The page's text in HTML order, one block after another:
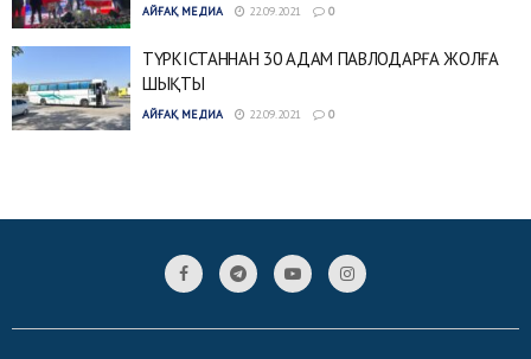
АЙҒАҚ МЕДИА 22.09.2021 0
ТҮРКІСТАННАН 30 АДАМ ПАВЛОДАРҒА ЖОЛҒА
ШЫҚТЫ
АЙҒАҚ МЕДИА 22.09.2021 0